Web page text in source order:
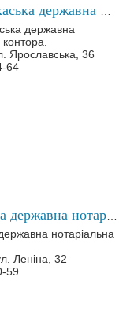
державна
Ярославська, 36
64
нотаріальна
Леніна, 32
59